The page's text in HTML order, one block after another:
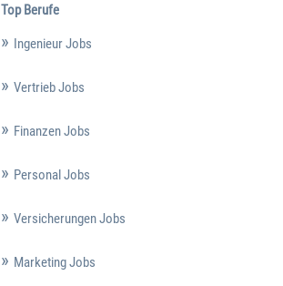
Top Berufe
Ingenieur Jobs
Vertrieb Jobs
Finanzen Jobs
Personal Jobs
Versicherungen Jobs
Marketing Jobs